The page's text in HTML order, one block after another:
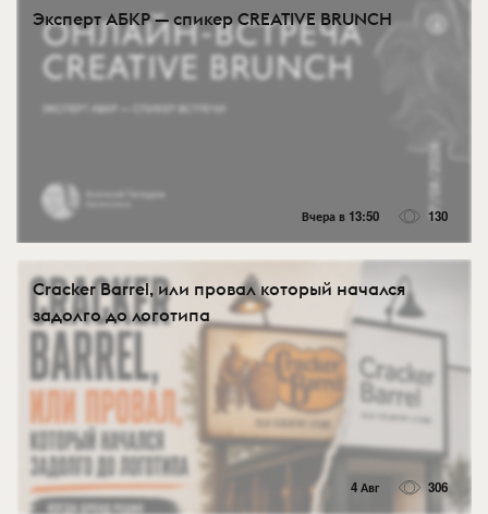
Эксперт АБКР — спикер CREATIVE BRUNCH
Вчера в 13:50 130
Cracker Barrel, или провал который начался
задолго до логотипа
4 Авг 306